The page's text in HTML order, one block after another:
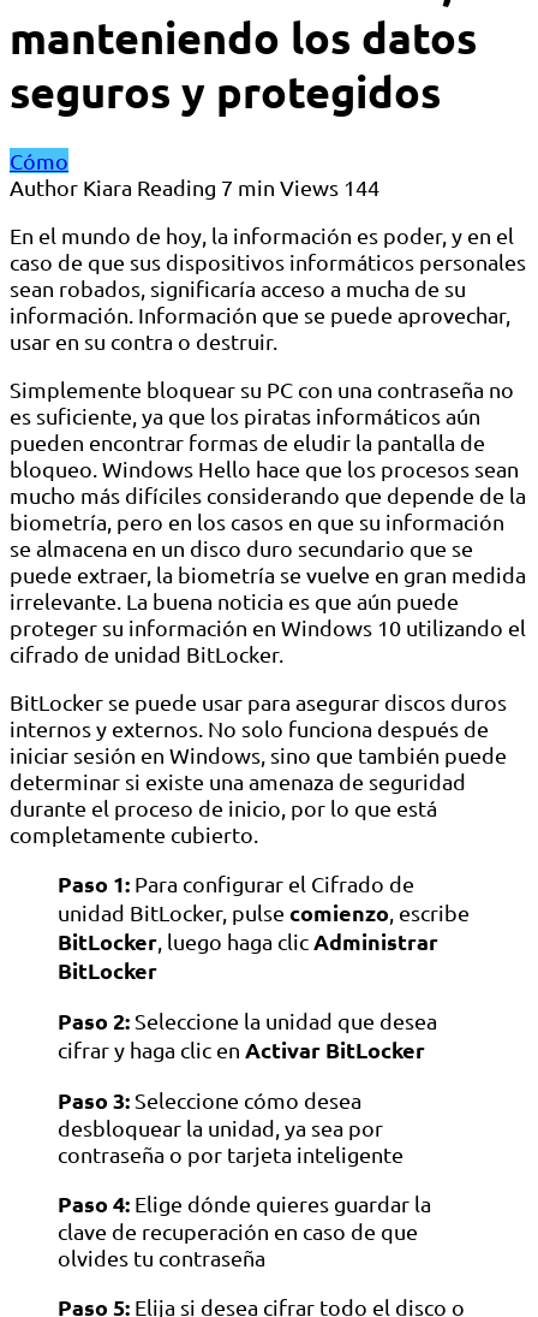
manteniendo los datos
seguros y protegidos
Cómo
Author Kiara Reading 7 min Views 144
En el mundo de hoy, la información es poder, y en el
caso de que sus dispositivos informáticos personales
sean robados, significaría acceso a mucha de su
información. Información que se puede aprovechar,
usar en su contra o destruir.
Simplemente bloquear su PC con una contraseña no
es suficiente, ya que los piratas informáticos aún
pueden encontrar formas de eludir la pantalla de
bloqueo. Windows Hello hace que los procesos sean
mucho más difíciles considerando que depende de la
biometría, pero en los casos en que su información
se almacena en un disco duro secundario que se
puede extraer, la biometría se vuelve en gran medida
irrelevante. La buena noticia es que aún puede
proteger su información en Windows 10 utilizando el
cifrado de unidad BitLocker.
BitLocker se puede usar para asegurar discos duros
internos y externos. No solo funciona después de
iniciar sesión en Windows, sino que también puede
determinar si existe una amenaza de seguridad
durante el proceso de inicio, por lo que está
completamente cubierto.
Paso 1: Para configurar el Cifrado de
unidad BitLocker, pulse comienzo, escribe
BitLocker, luego haga clicAdministrar
BitLocker
Paso 2:Seleccione la unidad que desea
cifrar y haga clic en Activar BitLocker
Paso 3:Seleccione cómo desea
desbloquear la unidad, ya sea por
contraseña o por tarjeta inteligente
Paso 4: Elige dónde quieres guardar la
clave de recuperación en caso de que
olvides tu contraseña
Paso 5: Elija si desea cifrar todo el disco o